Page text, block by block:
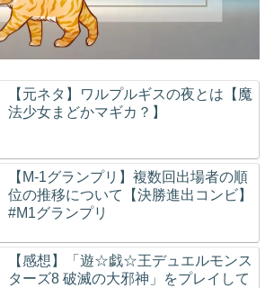
【元ネタ】ワルプルギスの夜とは【魔
法少女まどかマギカ？】
【M-1グランプリ】複数回出場者の順
位の推移について【決勝進出コンビ】
#M1グランプリ
【感想】「遊☆戯☆王デュエルモンス
ターズ8 破滅の大邪神」をプレイして